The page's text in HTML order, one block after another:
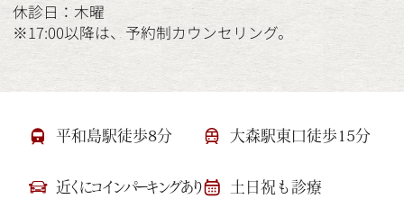
休診日：木曜
※17:00以降は、予約制カウンセリング。
平和島駅徒歩8分 大森駅東口徒歩15分
近くにコインパーキングあり 土日祝も診療